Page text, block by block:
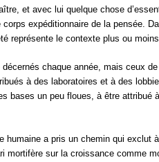
et avec lui quelque chose
expéditionnaire de la pensée.
représente le contexte plus ou
chaque année, mais ceux
à des laboratoires et à des
bases un peu floues, à être attribué
humaine a pris un chemin qui exclut
mortifère sur la croissance comme